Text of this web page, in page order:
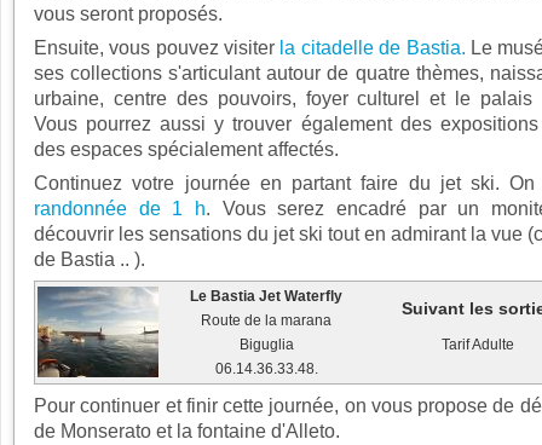
vous seront proposés.
Ensuite, vous pouvez visiter la citadelle de Bastia. Le
ses collections s'articulant autour de quatre thèmes,
urbaine, centre des pouvoirs, foyer culturel et le palais
Vous pourrez aussi y trouver également des
des espaces spécialement affectés.
Continuez votre journée en partant faire du jet ski.
randonnée de 1 h. Vous serez encadré par un
découvrir les sensations du jet ski tout en admirant la vue
de Bastia .. ).
Le Bastia Jet Waterfly
Route de la marana
Biguglia
06.14.36.33.48.
Suivant les
Tarif Adulte
Pour continuer et finir cette journée, on vous propose de
de Monserato et la fontaine d'Alleto.